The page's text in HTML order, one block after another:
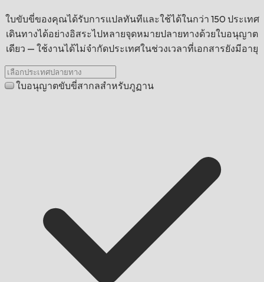
ใบขับขี่ของคุณได้รับการแปลทันทีและใช้ได้ในกว่า 150 ประเทศ
เดินทางได้อย่างอิสระไปหลายจุดหมายปลายทางด้วยใบอนุญาต
เดียว — ใช้งานได้ไม่จำกัดประเทศในช่วงเวลาที่เอกสารยังมีอายุ
ใบอนุญาตขับขี่สากลสำหรับภูฏาน